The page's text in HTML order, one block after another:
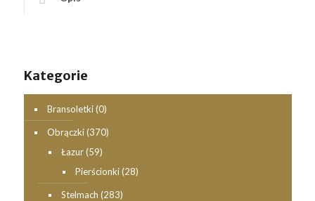
Kategorie
Bransoletki (0)
Obrączki (370)
Łazur (59)
Pierścionki (28)
Stelmach (283)